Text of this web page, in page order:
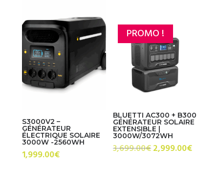
était :
1,999.00€.
S3000V2 –
GÉNÉRATEUR
ÉLECTRIQUE SOLAIRE
3000W -2560WH
1,999.00€
PROMO !
BLUETTI AC300 + B300
GÉNÉRATEUR SOLAIRE
EXTENSIBLE |
3000W/3072WH
3,699.00€Le
2,999.00€Le